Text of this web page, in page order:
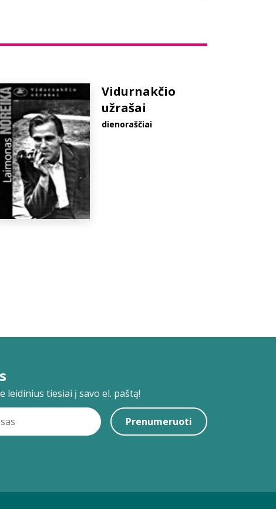
Vidurnakčio
užrašai
dienoraščiai
leidinius tiesiai į savo el. paštą!
Prenumeruoti